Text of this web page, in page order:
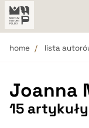
home lista
Joanna
15